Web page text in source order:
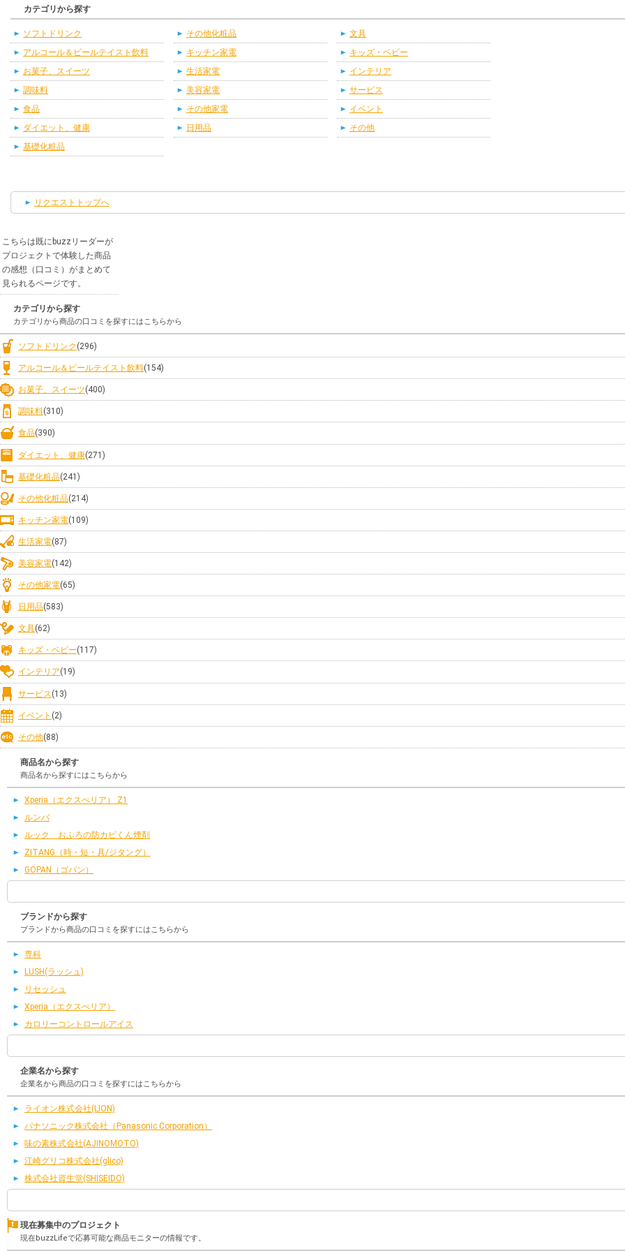
カテゴリから探す
ソフトドリンク
アルコール＆ビールテイスト飲料
お菓子、スイーツ
調味料
食品
ダイエット、健康
基礎化粧品
その他化粧品
キッチン家電
生活家電
美容家電
その他家電
日用品
文具
キッズ・ベビー
インテリア
サービス
イベント
その他
リクエストトップへ
こちらは既にbuzzリーダーが
プロジェクトで体験した商品
の感想（口コミ）がまとめて
見られるページです。
カテゴリから探す
カテゴリから商品の口コミを探すにはこちらから
ソフトドリンク (296)
アルコール＆ビールテイスト飲料(154)
お菓子、スイーツ(400)
調味料(310)
食品(390)
ダイエット、健康(271)
基礎化粧品(241)
その他化粧品(214)
キッチン家電(109)
生活家電(87)
美容家電(142)
その他家電(65)
日用品(583)
文具(62)
キッズ・ベビー(117)
インテリア(19)
サービス (13)
イベント (2)
その他(88)
商品名から探す
商品名から探すにはこちらから
Xperia（エクスぺリア） Z1
ルンバ
ルック おふろの防カビくん煙剤
ZITANG（時・短・具/ジタング）
GOPAN（ゴパン）
ブランドから探す
ブランドから商品の口コミを探すにはこちらから
専科
LUSH(ラッシュ)
リセッシュ
Xperia（エクスぺリア）
カロリーコントロールアイス
企業名から探す
企業名から商品の口コミを探すにはこちらから
ライオン株式会社(LION)
パナソニック株式会社（Panasonic Corporation）
味の素株式会社(AJINOMOTO)
江崎グリコ株式会社(glico)
株式会社資生堂(SHISEIDO)
現在募集中のプロジェクト
現在buzzLifeで応募可能な商品モニターの情報です。